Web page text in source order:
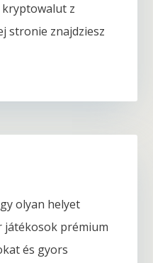
kryptowalut z
stronie znajdziesz
olyan helyet
játékosok prémium
és gyors